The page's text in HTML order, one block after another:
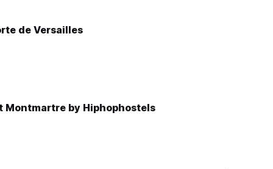
de Versailles
Montmartre by Hiphophostels